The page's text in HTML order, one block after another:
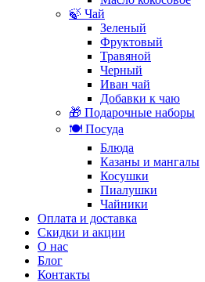
🍃 Чай
Зеленый
Фруктовый
Травяной
Черный
Иван чай
Добавки к чаю
🎁 Подарочные наборы
🍽️ Посуда
Блюда
Казаны и мангалы
Косушки
Пиалушки
Чайники
Оплата и доставка
Скидки и акции
О нас
Блог
Контакты